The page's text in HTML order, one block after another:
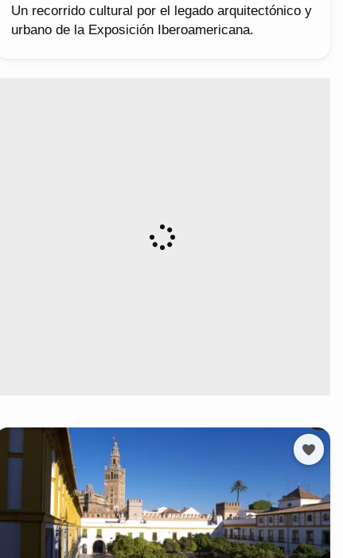
Un recorrido cultural por el legado arquitectónico y
urbano de la Exposición Iberoamericana.